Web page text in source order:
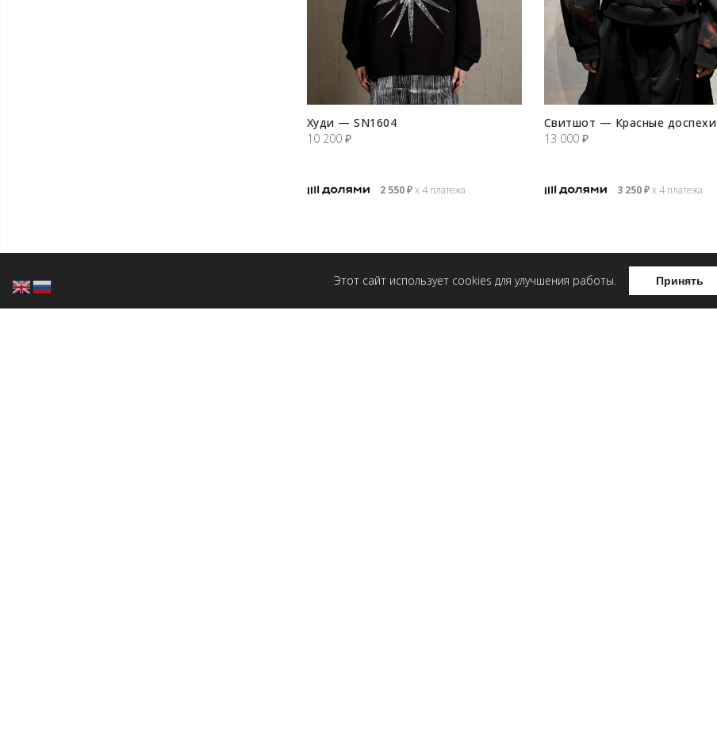
Худи — SN1604
10 200 ₽
2 550₽х 4 платежа
Свитшот — Красные доспехи
13 000 ₽
3 250₽х 4 платежа
Этот сайт использует cookies для улучшения работы. Принять